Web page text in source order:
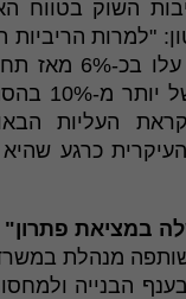
השוק בטווח
"למרות הריביות
שמחירי
שמשקף
העליות
כרגע
במציאת פתרון"
שותפה מנהלת
הבנייה